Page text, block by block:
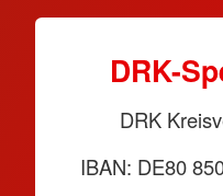
DRK-
DRK
IBAN: DE80